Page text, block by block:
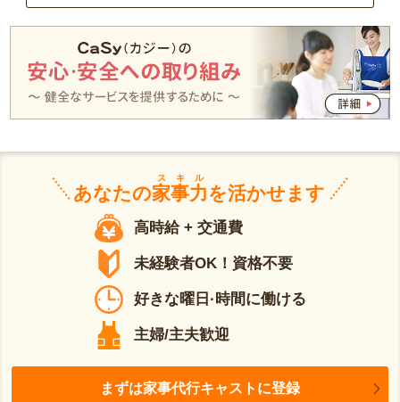
あなたの家事力
スキル
を活かせます
高時給 + 交通費
未経験者OK！資格不要
好きな曜日·時間に働ける
主婦/主夫歓迎
まずは家事代行キャストに登録